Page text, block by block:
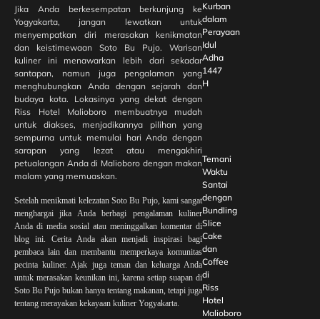
Jika Anda berkesempatan berkunjung ke
Yogyakarta, jangan lewatkan untuk
menyempatkan diri merasakan kenikmatan
dan keistimewaan Soto Bu Pujo. Warisan
kuliner ini menawarkan lebih dari sekadar
santapan, namun juga pengalaman yang
menghubungkan Anda dengan sejarah dan
budaya kota. Lokasinya yang dekat dengan
Riss Hotel Malioboro membuatnya mudah
untuk diakses, menjadikannya pilihan yang
sempurna untuk memulai hari Anda dengan
sarapan yang lezat atau mengakhiri
petualangan Anda di Malioboro dengan makan
malam yang memuaskan.
Setelah menikmati kelezatan Soto Bu Pujo, kami sangat
menghargai jika Anda berbagi pengalaman kuliner
Anda di media sosial atau meninggalkan komentar di
blog ini. Cerita Anda akan menjadi inspirasi bagi
pembaca lain dan membantu memperkaya komunitas
pecinta kuliner. Ajak juga teman dan keluarga Anda
untuk merasakan keunikan ini, karena setiap suapan di
Soto Bu Pujo bukan hanya tentang makanan, tetapi juga
tentang merayakan kekayaan kuliner Yogyakarta.
Kurban
dalam
Perayaan
Idul
Adha
1447
H
Temani
Waktu
Santai
dengan
Bundling
Slice
Cake
dan
Coffee
di
Riss
Hotel
Malioboro